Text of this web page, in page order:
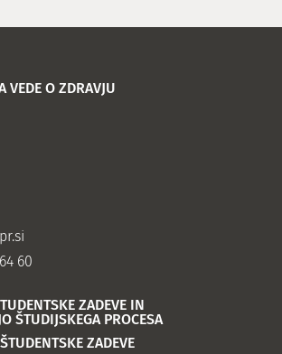
VEDE O ZDRAVJU
60
ZADEVE IN
ŠTUDIJSKEGA PROCESA
ZADEVE